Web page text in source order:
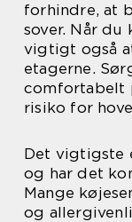
forhindre, at
sover. Når du
vigtigt også
etagerne.
comfortabelt
risiko for
Det vigtigste
og har det
Mange
og